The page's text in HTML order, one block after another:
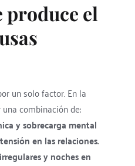
produce el
un solo factor. En la
combinación de:
y sobrecarga mental
en las relaciones.
y noches en